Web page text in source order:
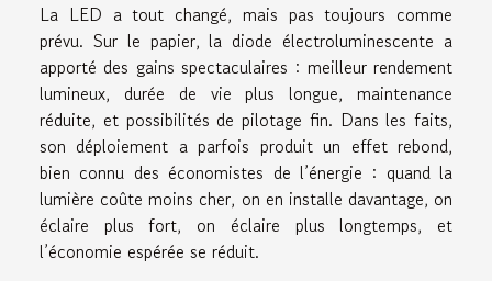
La LED a tout changé, mais pas toujours comme
prévu. Sur le papier, la diode électroluminescente a
apporté des gains spectaculaires : meilleur rendement
lumineux, durée de vie plus longue, maintenance
réduite, et possibilités de pilotage fin. Dans les faits,
son déploiement a parfois produit un effet rebond,
bien connu des économistes de l’énergie : quand la
lumière coûte moins cher, on en installe davantage, on
éclaire plus fort, on éclaire plus longtemps, et
l’économie espérée se réduit.